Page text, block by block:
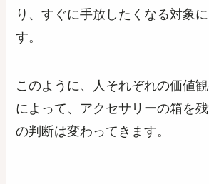
り、すぐに手放したくなる対象
す。
このように、人それぞれの価値
によって、アクセサリーの箱を
の判断は変わってきます。